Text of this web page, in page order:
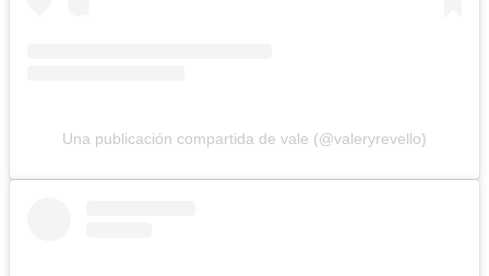
Una publicación compartida de vale (@valeryrevello)